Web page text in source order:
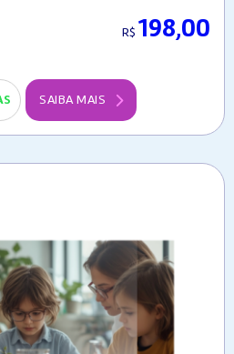
R$ 198,00
SAIBA MAIS